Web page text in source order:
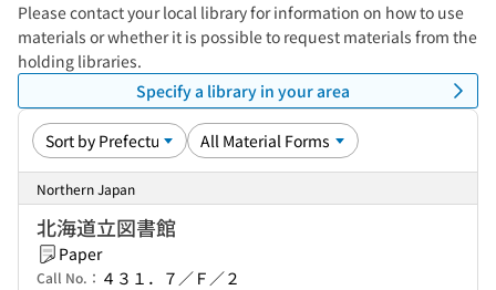
Please contact your local library for information on how to use
materials or whether it is possible to request materials from the
holding libraries.
Specify a library in your area
Northern Japan
北海道立図書館
Paper
Call No.： ４３１．７／Ｆ／２